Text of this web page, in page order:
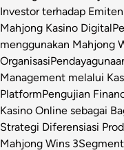
Investor terhadap
Mahjong Kasino Digital
menggunakan Mahjong
Organisasi
Management melalui
PlatformPengujian
Kasino Online sebagai
Strategi Diferensiasi
Mahjong Wins 3